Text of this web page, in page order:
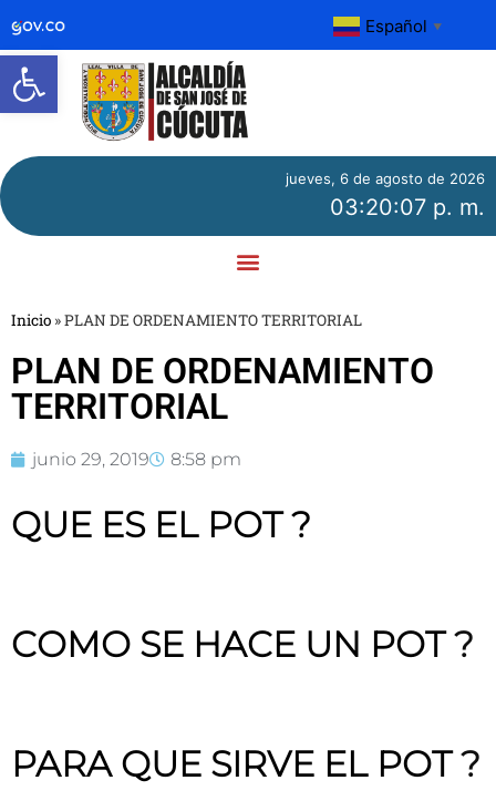
Abrir barra de herramientas
Español ▼
jueves, 6 de agosto de 2026
03:20:07 p. m.
Inicio »PLAN DE ORDENAMIENTO TERRITORIAL
PLAN DE ORDENAMIENTO
TERRITORIAL
junio 29, 2019 8:58 pm
QUE ES EL POT ?
COMO SE HACE UN POT?
PARA QUE SIRVE EL POT?